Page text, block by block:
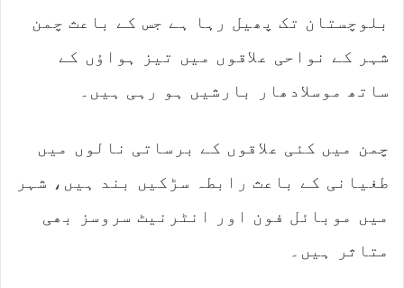
بلوچستان تک پھیل رہا ہے جس کے باعث چمن
شہر کے نواحی علاقوں میں تیز ہواؤں کے
ساتھ موسلادھار بارشیں ہو رہی ہیں۔
چمن میں کئی علاقوں کے برساتی نالوں میں
طغیانی کے باعث رابطہ سڑکیں بند ہیں، شہر
میں موبائل فون اور انٹرنیٹ سروسز بھی
متاثر ہیں۔